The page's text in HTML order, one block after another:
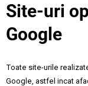
Site-uri
Google
Toate site-urile
Google, astfel incat